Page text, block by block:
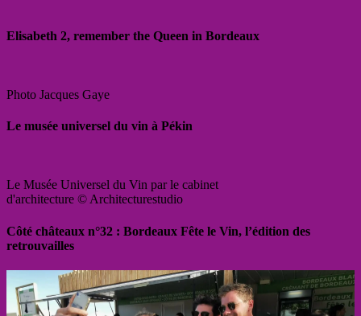
Elisabeth 2, remember the Queen in Bordeaux
Photo Jacques Gaye
Le musée universel du vin à Pékin
Le Musée Universel du Vin par le cabinet
d'architecture © Architecturestudio
Côté châteaux n°32 : Bordeaux Fête le Vin, l’édition des
retrouvailles